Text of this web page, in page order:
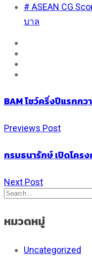
# ASEAN CG
บาล
BAM โชว์ครึ่งปีแรกกว
Previews Post
กรมธนารักษ์ เปิดโคร
Next Post
หมวดหมู่
Uncategorized